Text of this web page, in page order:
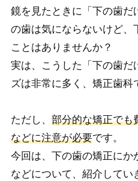
鏡を見たときに「下の歯だ
の歯は気にならないけど、
ことはありませんか？
実は、こうした「下の歯だ
ズは非常に多く、矯正歯科
ただし、 部分的な矯正でも
などに注意が必要です。
今回は、下の歯の矯正にか
などについて、紹介してい